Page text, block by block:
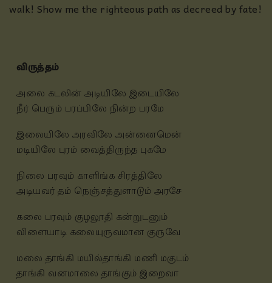
walk! Show me the righteous path as decreed by fate!
விருத்தம்
அலை கடலின் அடியிலே இடையிலே
நீர் பெரும் பரப்பிலே நின்ற பரமே
இலையிலே அரவிலே அன்னைமென்
மடியிலே புரம் வைத்திருந்த புகமே
நிலை பரவும் காளிங்க சிரத்திலே
அடியவர் தம் நெஞ்சத்துளாடும் அரசே
கலை பரவும் குழலூதி கன்றுடனும்
விளையாடி கலையுருவமான குருவே
மலை தாங்கி மயில்தாங்கி மணி மகுடம்
தாங்கி வனமாலை தாங்கும் இறைவா